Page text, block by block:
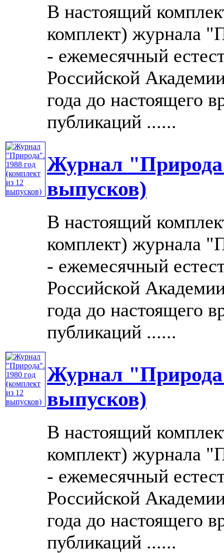
В настоящий
комплект) журнала
- ежемесячный
Российской
года до настоящего
публикаций ......
Журнал
выпусков)
В настоящий
комплект) журнала
- ежемесячный
Российской
года до настоящего
публикаций ......
Журнал
выпусков)
В настоящий
комплект) журнала
- ежемесячный
Российской
года до настоящего
публикаций ......